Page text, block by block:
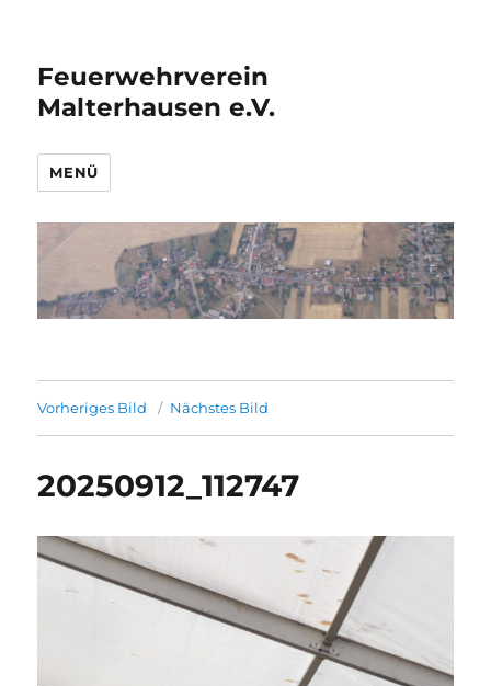
Feuerwehrverein
Malterhausen e.V.
MENÜ
Vorheriges Bild Nächstes Bild
20250912_112747